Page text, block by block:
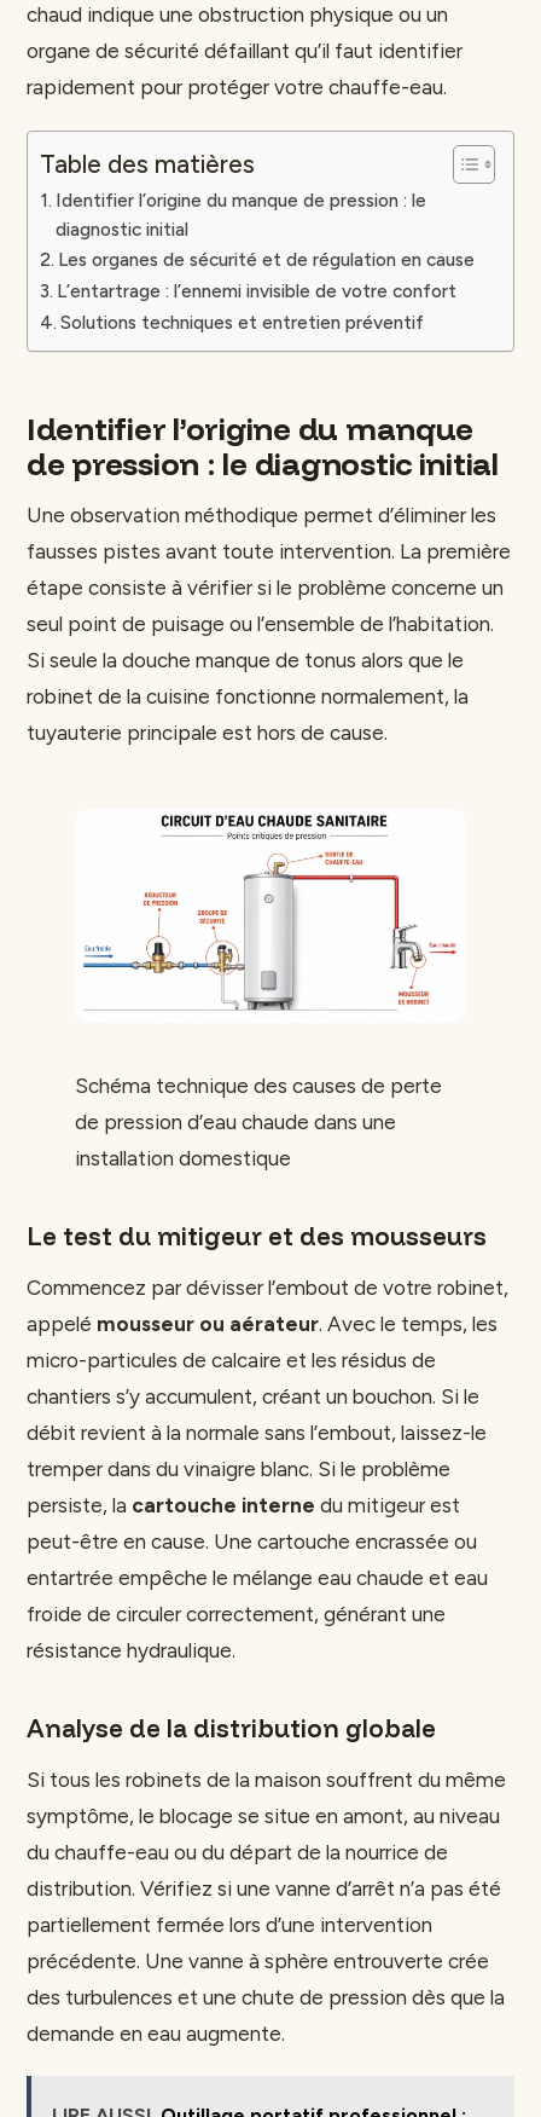
chaud indique une obstruction physique ou un
organe de sécurité défaillant qu’il faut identifier
rapidement pour protéger votre chauffe-eau.
Table des matières
Identifier l’origine du manque de pression : le
diagnostic initial
Les organes de sécurité et de régulation en cause
L’entartrage : l’ennemi invisible de votre confort
Solutions techniques et entretien préventif
Identifier l’origine du manque
de pression : le diagnostic initial
Une observation méthodique permet d’éliminer les
fausses pistes avant toute intervention. La première
étape consiste à vérifier si le problème concerne un
seul point de puisage ou l’ensemble de l’habitation.
Si seule la douche manque de tonus alors que le
robinet de la cuisine fonctionne normalement, la
tuyauterie principale est hors de cause.
Schéma technique des causes de perte
de pression d’eau chaude dans une
installation domestique
Le test du mitigeur et des mousseurs
Commencez par dévisser l’embout de votre robinet,
appelé mousseur ou aérateur. Avec le temps, les
micro-particules de calcaire et les résidus de
chantiers s’y accumulent, créant un bouchon. Si le
débit revient à la normale sans l’embout, laissez-le
tremper dans du vinaigre blanc. Si le problème
persiste, la cartouche interne du mitigeur est
peut-être en cause. Une cartouche encrassée ou
entartrée empêche le mélange eau chaude et eau
froide de circuler correctement, générant une
résistance hydraulique.
Analyse de la distribution globale
Si tous les robinets de la maison souffrent du même
symptôme, le blocage se situe en amont, au niveau
du chauffe-eau ou du départ de la nourrice de
distribution. Vérifiez si une vanne d’arrêt n’a pas été
partiellement fermée lors d’une intervention
précédente. Une vanne à sphère entrouverte crée
des turbulences et une chute de pression dès que la
demande en eau augmente.